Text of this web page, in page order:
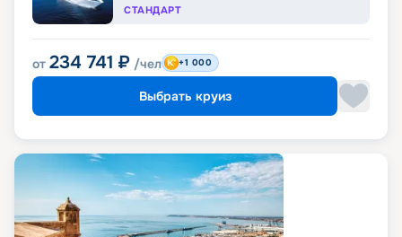
СТАНДАРТ
от 234 741 ₽ /чел +1 000
Выбрать круиз